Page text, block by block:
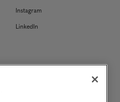
Instagram
LinkedIn